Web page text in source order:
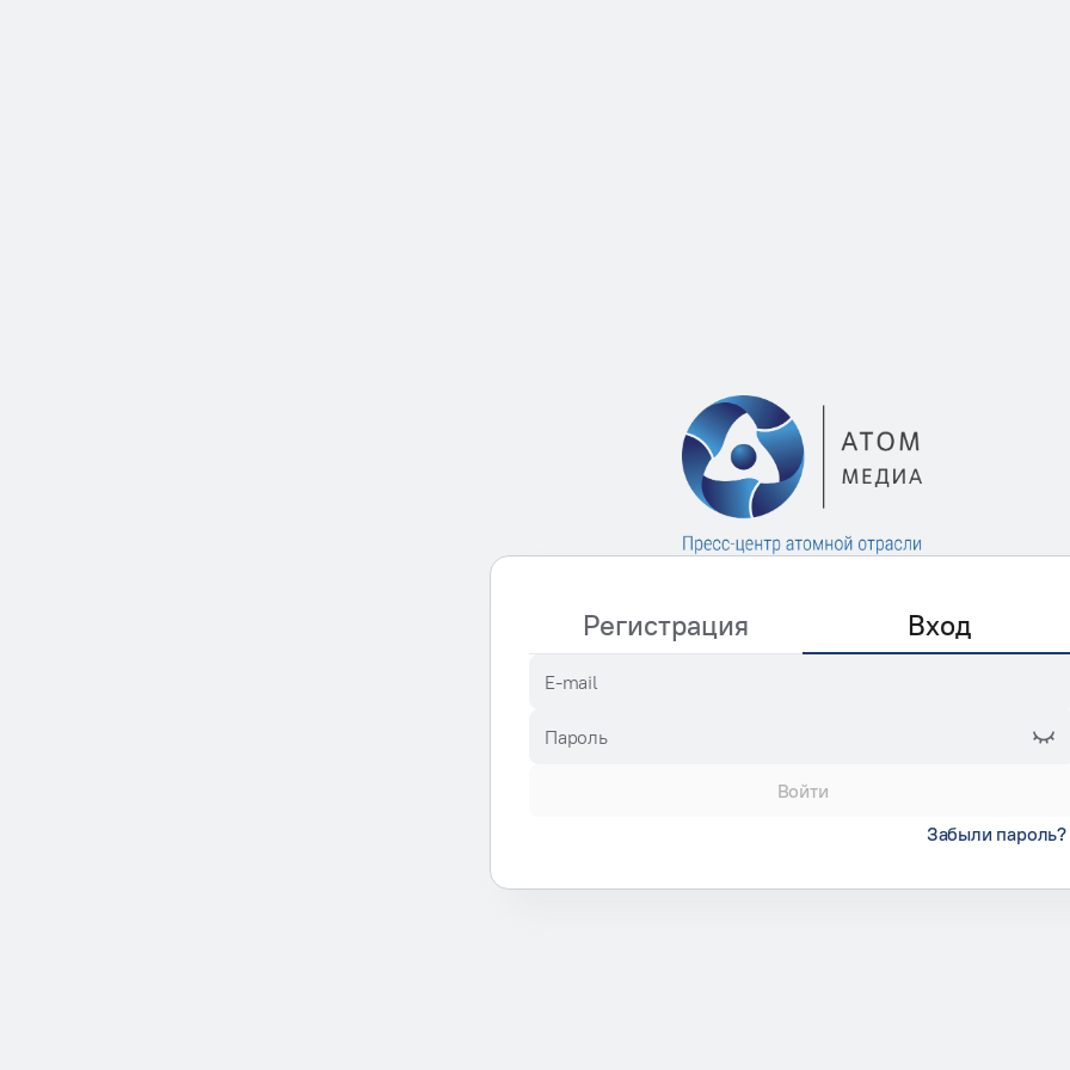
Регистрация Вход
E-mail
Пароль
Войти
Забыли пароль?